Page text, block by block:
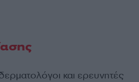
και ερευνητές